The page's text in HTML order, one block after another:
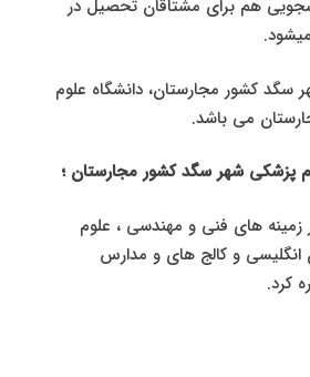
هم برای مشتاقان تحصیل در
سگد کشور مجارستان، دانشگاه علوم
می باشد.
پزشکی شهر سگد کشور مجارستان ؛
زمینه های فنی و مهندسی ، علوم
انگلیسی و کالج های و مدارس
کرد.